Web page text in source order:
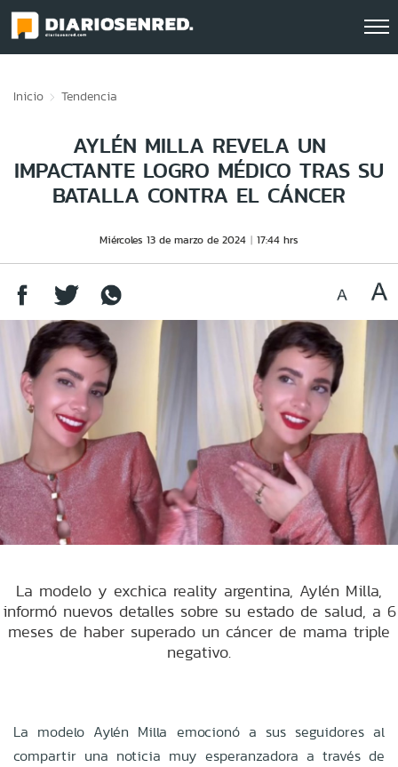
Inicio Tendencia
AYLÉN MILLA REVELA UN
IMPACTANTE LOGRO MÉDICO TRAS SU
BATALLA CONTRA EL CÁNCER
Miércoles 13 de marzo de 2024 17:44 hrs
La modelo y exchica reality argentina, Aylén Milla,
informó nuevos detalles sobre su estado de salud, a 6
meses de haber superado un cáncer de mama triple
negativo.
La modelo Aylén Milla emocionó a sus seguidores al
compartir una noticia muy esperanzadora a través de